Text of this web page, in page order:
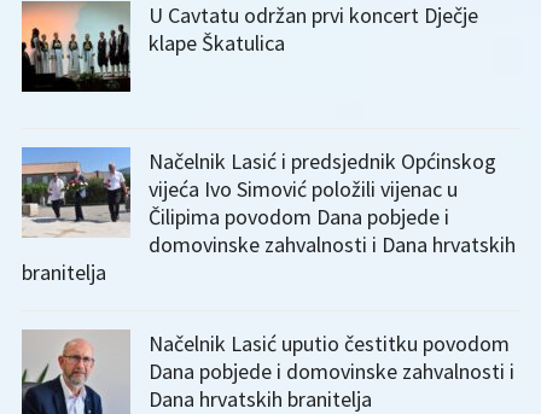
U Cavtatu održan prvi koncert Dječje
klape Škatulica
Načelnik Lasić i predsjednik Općinskog
vijeća Ivo Simović položili vijenac u
Čilipima povodom Dana pobjede i
domovinske zahvalnosti i Dana hrvatskih
branitelja
Načelnik Lasić uputio čestitku povodom
Dana pobjede i domovinske zahvalnosti i
Dana hrvatskih branitelja